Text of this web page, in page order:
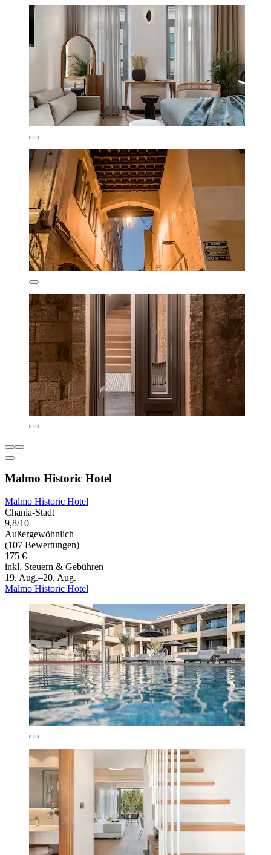
Malmo Historic Hotel
Malmo Historic Hotel
Chania-Stadt
9,8/10
Außergewöhnlich
(107 Bewertungen)
175 €
inkl. Steuern & Gebühren
19. Aug.–20. Aug.
Malmo Historic Hotel